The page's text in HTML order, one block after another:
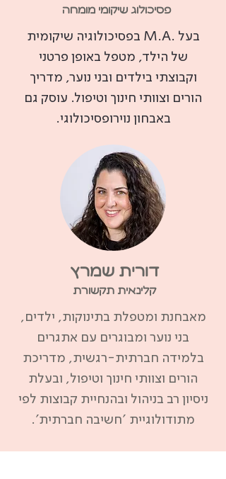
פסיכולוג שיקומי מומחה
בעל .M.A בפסיכולוגיה שיקומית
של הילד, מטפל באופן פרטני
וקבוצתי בילדים ובני נוער, מדריך
הורים וצוותי חינוך וטיפול. עוסק גם
באבחון נוירופסיכולוגי.
דורית שמרץ
קלינאית תקשורת
מאבחנת ומטפלת בתינוקות, ילדים,
בני נוער ומבוגרים עם אתגרים
בלמידה חברתית-רגשית, מדריכת
הורים וצוותי חינוך וטיפול, ובעלת
ניסיון רב בניהול ובהנחיית קבוצות לפי
מתודולוגיית 'חשיבה חברתית'.